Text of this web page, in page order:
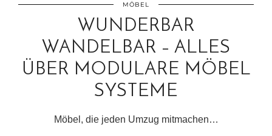
MÖBEL
WUNDERBAR
WANDELBAR – ALLES
ÜBER MODULARE MÖBEL
SYSTEME
Möbel, die jeden Umzug mitmachen…